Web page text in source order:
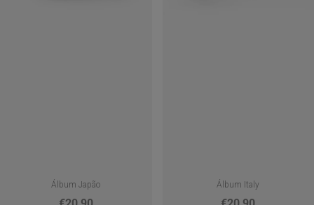
Álbum Japão Álbum Italy